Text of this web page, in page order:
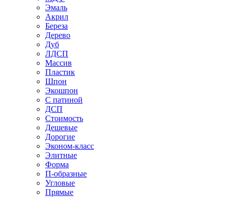
Эмаль
Акрил
Береза
Дерево
Дуб
ЛДСП
Массив
Пластик
Шпон
Экошпон
С патиной
ДСП
Стоимость
Дешевые
Дорогие
Эконом-класс
Элитные
Форма
П-образные
Угловые
Прямые